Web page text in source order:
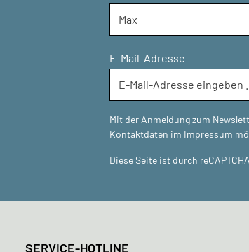
E-Mail-Adresse
Mit der Anmeldung zum
Kontaktdaten im Impressum
Diese Seite ist durch
SERVICE-HOTLINE